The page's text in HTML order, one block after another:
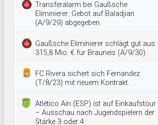
Transferalarm bei Gaußsche
Eliminierer: Gebot auf Baladjian
(A/9/29) abgegeben.
Gaußsche Eliminierer schlägt gut aus:
315,8 Mio. € für Brauneis (A/9/30).
FC Rivera sichert sich Fernandez
(T/8/23) mit neuem Kontrakt.
Atlético Aín (ESP) ist auf Einkaufstour
– Ausschau nach Jugendspielern der
Stärke 3 oder 4.